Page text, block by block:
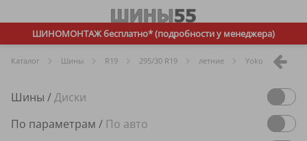
ШИНОМОНТАЖ бесплатно* (подробности у менеджера)
Каталог Шины R19 295/30 R19 летние Yokohama
Шины /Диски
По параметрам / По авто